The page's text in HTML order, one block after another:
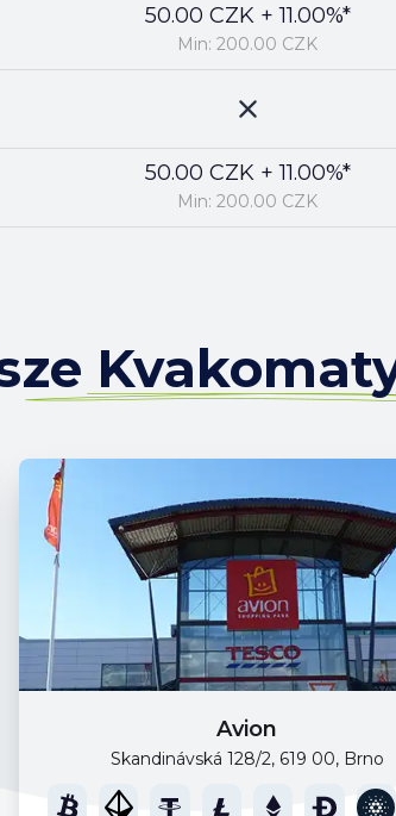
50.00 CZK + 11.00%*
Min: 200.00 CZK
50.00 CZK + 11.00%*
Min: 200.00 CZK
Avion
Skandinávská 128/2, 619 00, Brno